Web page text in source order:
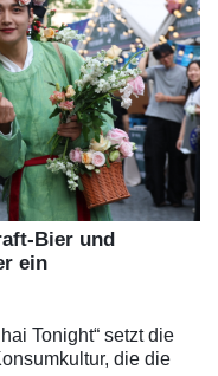
Bier und
ein
Tonight“ setzt die
die die